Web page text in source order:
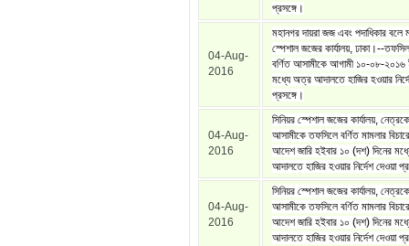
প্রসঙ্গে।
04-Aug-
2016
মহানগর দায়রা জজ এবং পদাধিকার বলে
স্পেশাল জজের কার্যালয়, ঢাকা।--তফসিল
বর্ণিত আসামীকে আগামী ১০-০৮-২০১৬
মধ্যে অত্র আদালতে হাজির হওয়ার
প্রসঙ্গে।
04-Aug-
2016
সিনিয়র স্পেশাল জজের কার্যালয়,
আসামীকে তফসিলে বর্ণিত মামলার
আদেশ জারি হইবার ১০ (দশ) দিনের
আদালতে হাজির হওয়ার নির্দেশ দেওয়া
04-Aug-
2016
সিনিয়র স্পেশাল জজের কার্যালয়,
আসামীকে তফসিলে বর্ণিত মামলার
আদেশ জারি হইবার ১০ (দশ) দিনের
আদালতে হাজির হওয়ার নির্দেশ দেওয়া